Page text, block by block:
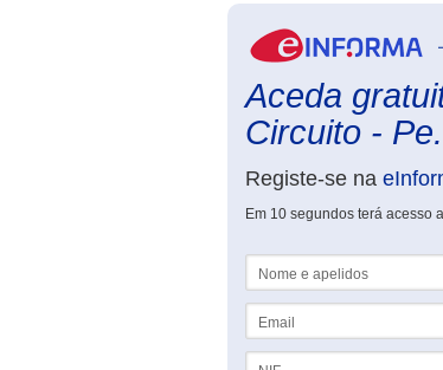
Aceda
Circuito -
Registe-se na
Em 10 segundos terá acesso